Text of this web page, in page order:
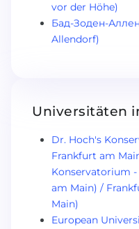
vor der Höhe)
Бад-Зоден-
Allendorf)
Universitäten
Dr. Hoch's
Frankfurt am
Konservatorium
am Main) /
Main)
European